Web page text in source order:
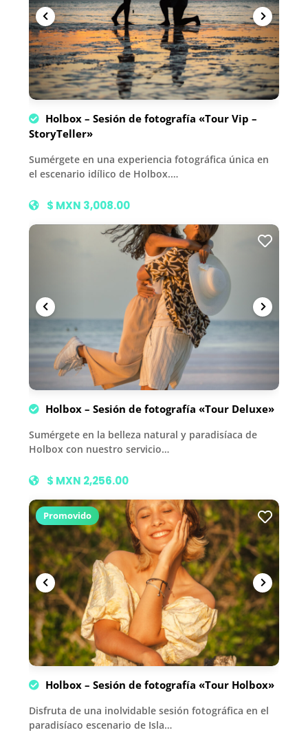
Holbox – Sesión de fotografía «Tour Vip –
StoryTeller»
Sumérgete en una experiencia fotográfica única en
el escenario idílico de Holbox.…
$ MXN 3,008.00
Holbox – Sesión de fotografía «Tour Deluxe»
Sumérgete en la belleza natural y paradisíaca de
Holbox con nuestro servicio…
$ MXN 2,256.00
Promovido
Holbox – Sesión de fotografía «Tour Holbox»
Disfruta de una inolvidable sesión fotográfica en el
paradisíaco escenario de Isla…